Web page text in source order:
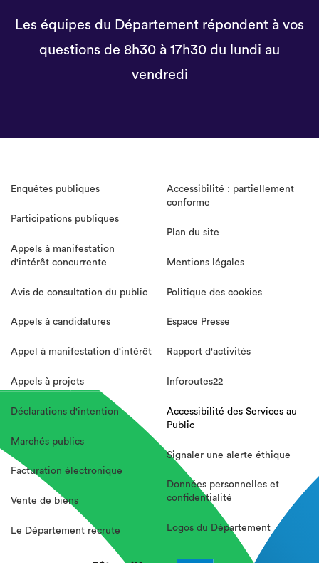
Les équipes du Département répondent à vos
questions de 8h30 à 17h30 du lundi au
vendredi
Enquêtes publiques
Participations publiques
Appels à manifestation
d'intérêt concurrente
Avis de consultation du public
Appels à candidatures
Appel à manifestation d'intérêt
Appels à projets
Déclarations d'intention
Marchés publics
Facturation électronique
Vente de biens
Le Département recrute
Accessibilité : partiellement
conforme
Plan du site
Mentions légales
Politique des cookies
Espace Presse
Rapport d'activités
Inforoutes22
Accessibilité des Services au
Public
Signaler une alerte éthique
Données personnelles et
confidentialité
Logos du Département